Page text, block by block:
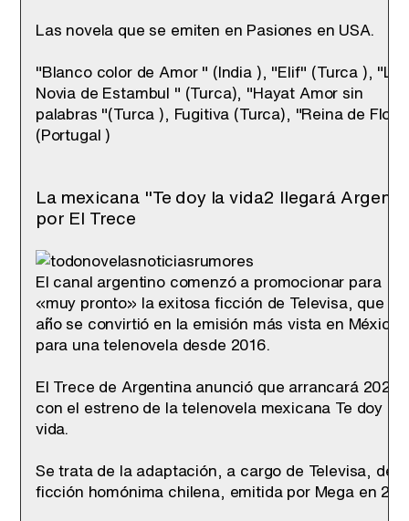
Las novela que se emiten en Pasiones en USA.
"Blanco color de Amor " (India ), "Elif" (Turca ), "La
Novia de Estambul " (Turca), "Hayat Amor sin
palabras "(Turca ), Fugitiva (Turca), "Reina de
(Portugal )
La mexicana "Te doy la vida2 llegará
por El Trece
El canal argentino comenzó a promocionar para
«muy pronto» la exitosa ficción de Televisa, que
año se convirtió en la emisión más vista en México
para una telenovela desde 2016.
El Trece de Argentina anunció que arrancará 2021
con el estreno de la telenovela mexicana Te doy la
vida.
Se trata de la adaptación, a cargo de Televisa, de
ficción homónima chilena, emitida por Mega en